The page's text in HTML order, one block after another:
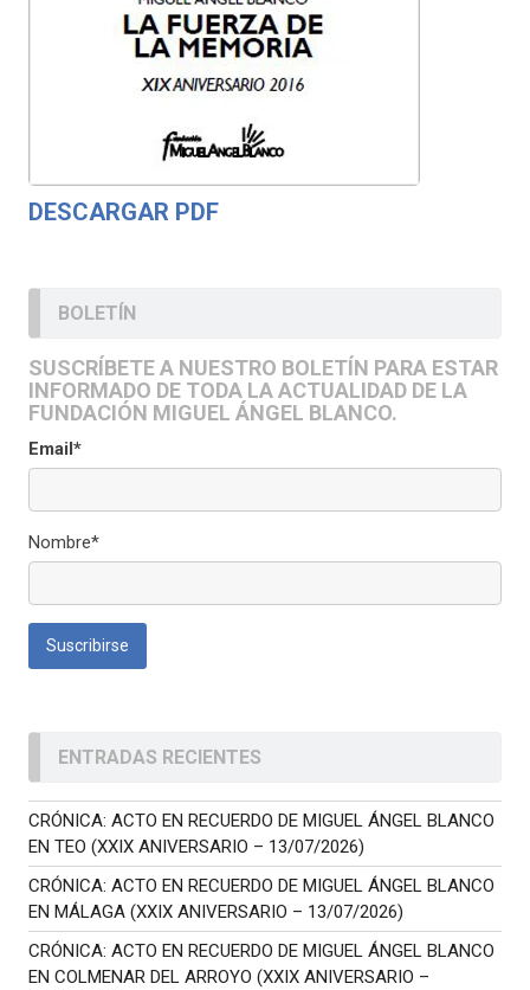
DESCARGAR PDF
BOLETÍN
SUSCRÍBETE A NUESTRO BOLETÍN PARA ESTAR
INFORMADO DE TODA LA ACTUALIDAD DE LA
FUNDACIÓN MIGUEL ÁNGEL BLANCO.
Email*
Nombre*
ENTRADAS RECIENTES
CRÓNICA: ACTO EN RECUERDO DE MIGUEL ÁNGEL BLANCO
EN TEO (XXIX ANIVERSARIO – 13/07/2026)
CRÓNICA: ACTO EN RECUERDO DE MIGUEL ÁNGEL BLANCO
EN MÁLAGA (XXIX ANIVERSARIO – 13/07/2026)
CRÓNICA: ACTO EN RECUERDO DE MIGUEL ÁNGEL BLANCO
EN COLMENAR DEL ARROYO (XXIX ANIVERSARIO –